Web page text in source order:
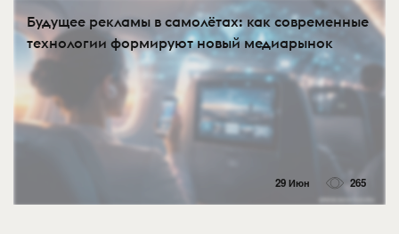
Будущее рекламы в самолётах: как современные
технологии формируют новый медиарынок
29 Июн 265